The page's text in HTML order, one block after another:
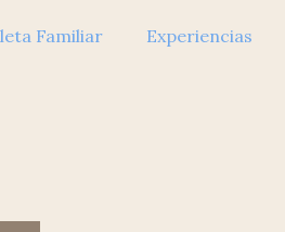
Familiar Experiencias